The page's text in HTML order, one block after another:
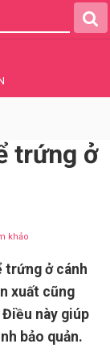
trứng ở
khảo
trứng ở cánh
xuất cũng
này giúp
bảo quản.